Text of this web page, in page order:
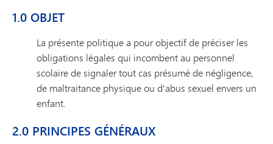
1.0 OBJET
La présente politique a pour objectif de préciser les
obligations légales qui incombent au personnel
scolaire de signaler tout cas présumé de négligence,
de maltraitance physique ou d'abus sexuel envers un
enfant.
2.0 PRINCIPES GÉNÉRAUX